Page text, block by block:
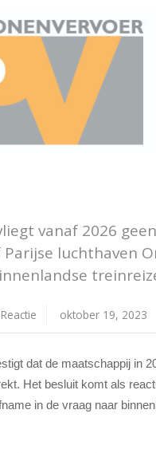
vanaf 2026
luchthaven
oktober 19, 2023
dat de maatschappij in
Het besluit komt als
in de vraag naar